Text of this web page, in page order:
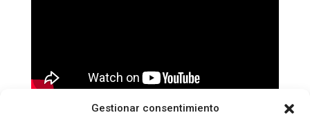
Gestionar consentimiento
Si quieres ver a Mi Capitán en directo, no